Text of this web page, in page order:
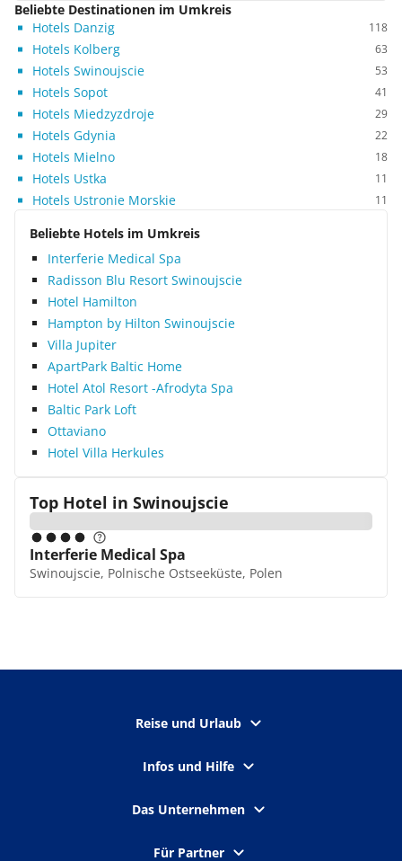
Beliebte Destinationen im Umkreis
Hotels Danzig
118
Hotels Kolberg 63
Hotels Swinoujscie 53
Hotels Sopot 41
Hotels Miedzyzdroje 29
Hotels Gdynia 22
Hotels Mielno 18
Hotels Ustka 11
Hotels Ustronie Morskie 11
Beliebte Hotels im Umkreis
Interferie Medical Spa
Radisson Blu Resort Swinoujscie
Hotel Hamilton
Hampton by Hilton Swinoujscie
Villa Jupiter
ApartPark Baltic Home
Hotel Atol Resort -Afrodyta Spa
Baltic Park Loft
Ottaviano
Hotel Villa Herkules
Top Hotel in Swinoujscie
Interferie Medical Spa
Swinoujscie, Polnische Ostseeküste, Polen
Reise und Urlaub
Infos und Hilfe
Das Unternehmen
Für Partner